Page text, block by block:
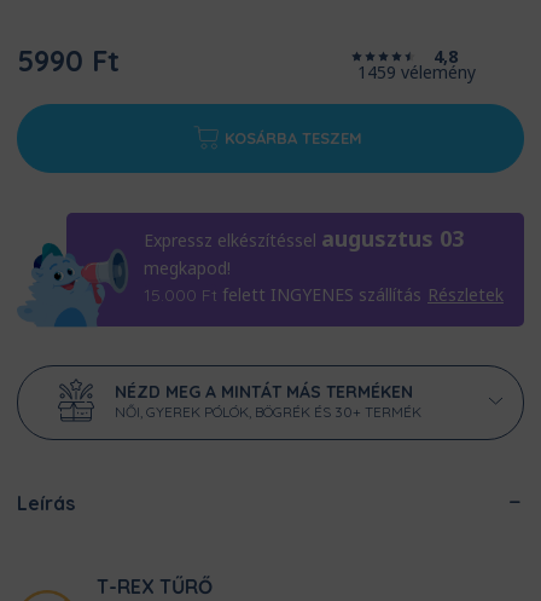
5990 Ft 4,8
1459 vélemény
KOSÁRBA TESZEM
Expressz elkészítéssel augusztus 03
megkapod!
15.000 Ft felett INGYENES szállítás Részletek
NÉZD MEG A MINTÁT MÁS TERMÉKEN
NŐI, GYEREK PÓLÓK, BÖGRÉK ÉS 30+ TERMÉK
Leírás
T-REX TŰRŐ